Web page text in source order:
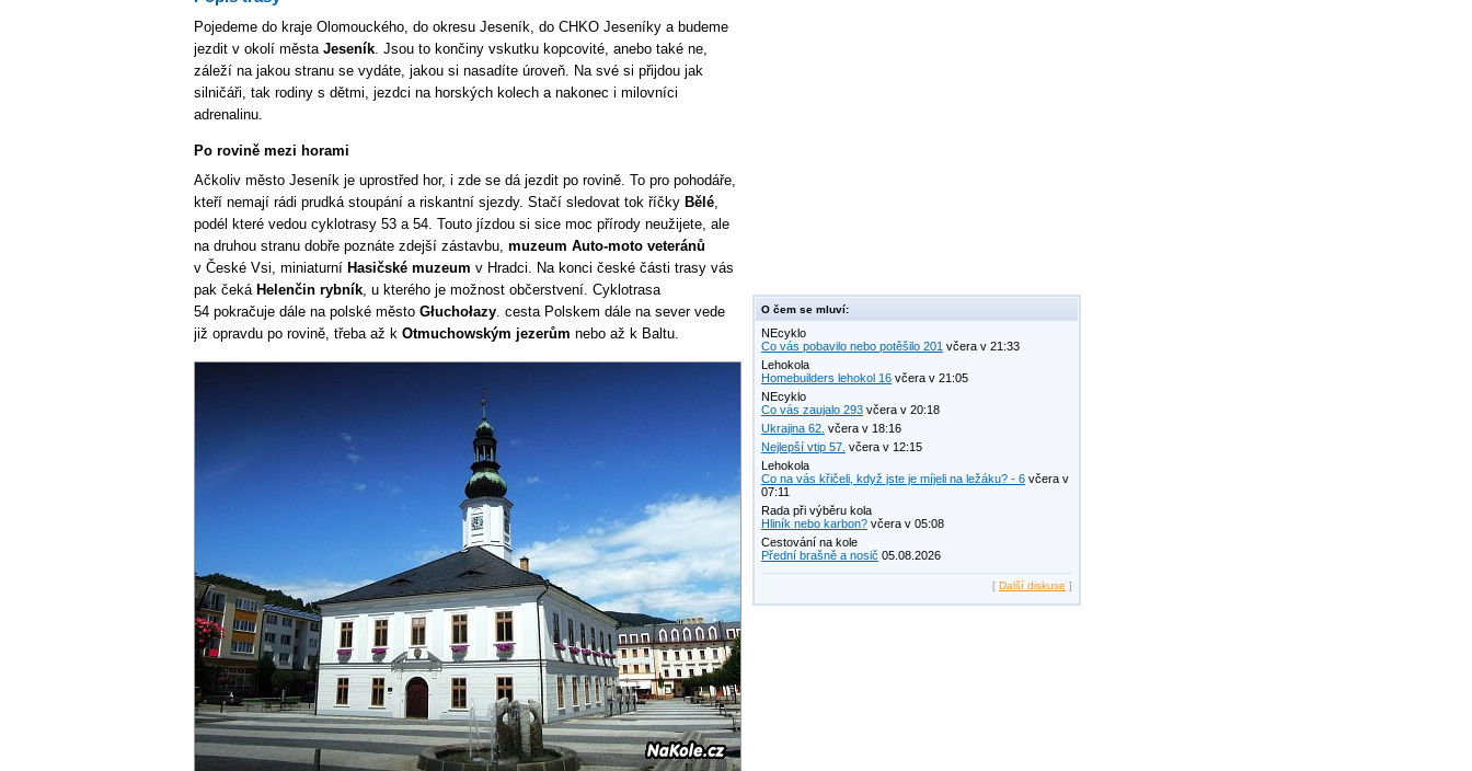
Pojedeme do kraje Olomouckého, do okresu Jeseník, do CHKO Jeseníky a budeme
jezdit v okolí města Jeseník. Jsou to končiny vskutku kopcovité, anebo také ne,
záleží na jakou stranu se vydáte, jakou si nasadíte úroveň. Na své si přijdou jak
silničáři, tak rodiny s dětmi, jezdci na horských kolech a nakonec i milovníci
adrenalinu.
Po rovině mezi horami
Ačkoliv město Jeseník je uprostřed hor, i zde se dá jezdit po rovině. To pro pohodáře,
kteří nemají rádi prudká stoupání a riskantní sjezdy. Stačí sledovat tok říčky Bělé,
podél které vedou cyklotrasy 53 a 54. Touto jízdou si sice moc přírody neužijete, ale
na druhou stranu dobře poznáte zdejší zástavbu, muzeum Auto-moto veteránů
v České Vsi, miniaturní Hasičské muzeum v Hradci. Na konci české části trasy vás
pak čeká Helenčin rybník, u kterého je možnost občerstvení. Cyklotrasa
54 pokračuje dále na polské město Głuchołazy. cesta Polskem dále na sever vede
již opravdu po rovině, třeba až k Otmuchowským jezerům nebo až k Baltu.
O čem se mluví:
NEcyklo
Co vás pobavilo nebo potěšilo 201 včera v 21:33
Lehokola
Homebuilders lehokol 16 včera v 21:05
NEcyklo
Co vás zaujalo 293 včera v 20:18
Ukrajina 62. včera v 18:16
Nejlepší vtip 57. včera v 12:15
Lehokola
Co na vás křičeli, když jste je míjeli na ležáku? - 6 včera v
07:11
Rada při výběru kola
Hliník nebo karbon? včera v 05:08
Cestování na kole
Přední brašně a nosič 05.08.2026
[ Další diskuse ]